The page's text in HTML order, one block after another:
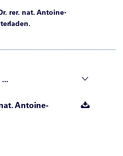
rer. nat. Antoine-
Antoine-